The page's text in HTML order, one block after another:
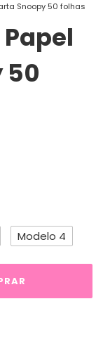
Snoopy 50 folhas
50
Modelo 4